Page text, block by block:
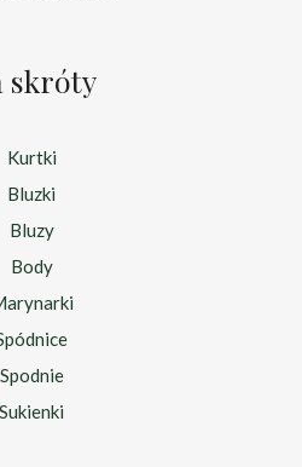
skróty
Kurtki
Bluzki
Bluzy
Body
Spodnie
Sukienki